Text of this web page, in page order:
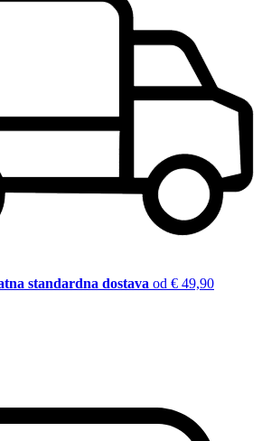
standardna dostava od € 49,90